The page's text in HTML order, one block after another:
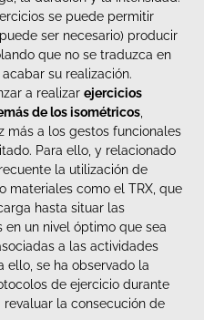
se puede permitir
ser necesario) producir
que no se traduzca en
su realización.
a realizarejercicios
s de los isométricos
más a los gestos funcionales
Para ello, y relacionado
la utilización de
materiales como el TRX, que
hasta situar las
un nivel óptimo que sea
a las actividades
ello, se ha observado la
de ejercicio durante
revaluar la consecución de